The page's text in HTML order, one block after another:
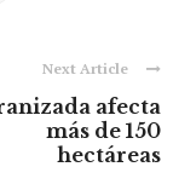
Next Article
afecta
más de 150
hectáreas